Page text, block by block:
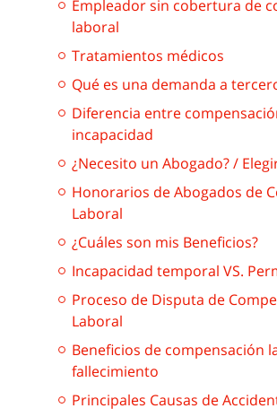
Empleador sin cobertura de
laboral
Tratamientos médicos
Qué es una demanda a
Diferencia entre
incapacidad
¿Necesito un Abogado? /
Honorarios de Abogados de
Laboral
¿Cuáles son mis Beneficios?
Incapacidad temporal VS.
Proceso de Disputa de
Laboral
Beneficios de compensación
fallecimiento
Principales Causas de